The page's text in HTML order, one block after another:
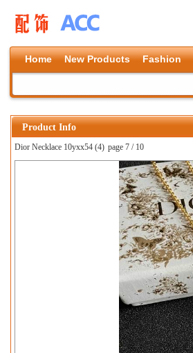
Home New Products Fashion
Product Info
Dior Necklace 10yxx54 (4) page 7 / 10